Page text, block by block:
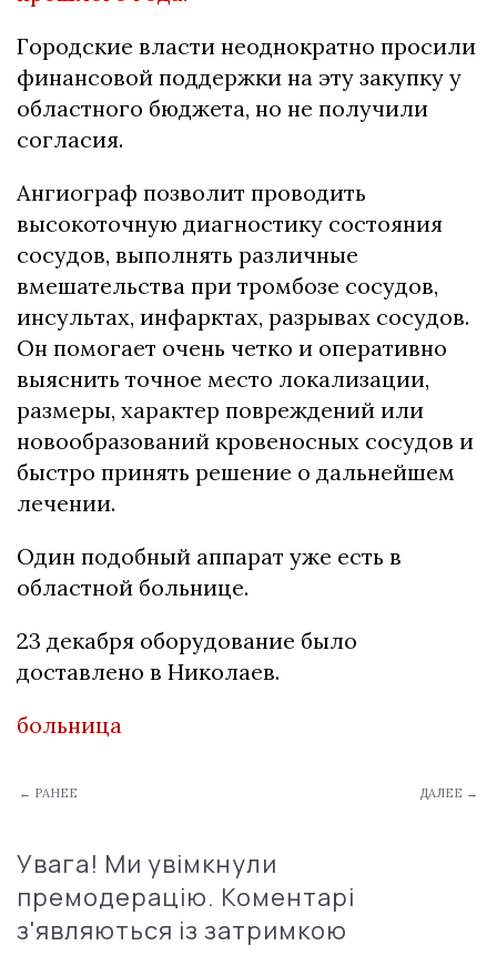
Городские власти неоднократно просили
финансовой поддержки на эту закупку у
областного бюджета, но не получили
согласия.
Ангиограф позволит проводить
высокоточную диагностику состояния
сосудов, выполнять различные
вмешательства при тромбозе сосудов,
инсультах, инфарктах, разрывах сосудов.
Он помогает очень четко и оперативно
выяснить точное место локализации,
размеры, характер повреждений или
новообразований кровеносных сосудов и
быстро принять решение о дальнейшем
лечении.
Один подобный аппарат уже есть в
областной больнице.
23 декабря оборудование было
доставлено в Николаев.
больница
← РАНЕЕ ДАЛЕЕ →
Увага! Ми увімкнули
премодерацію. Коментарі
з'являються із затримкою